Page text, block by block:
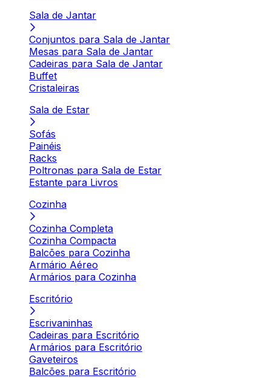
Sala de Jantar
Conjuntos para Sala de Jantar
Mesas para Sala de Jantar
Cadeiras para Sala de Jantar
Buffet
Cristaleiras
Sala de Estar
Sofás
Painéis
Racks
Poltronas para Sala de Estar
Estante para Livros
Cozinha
Cozinha Completa
Cozinha Compacta
Balcões para Cozinha
Armário Aéreo
Armários para Cozinha
Escritório
Escrivaninhas
Cadeiras para Escritório
Armários para Escritório
Gaveteiros
Balcões para Escritório